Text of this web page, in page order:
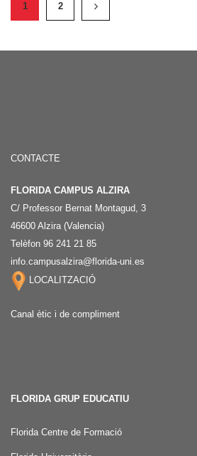
1 2
CONTACTE
FLORIDA CAMPUS ALZIRA
C/ Professor Bernat Montagud, 3
46600 Alzira (Valencia)
Telèfon 96 241 21 85
info.campusalzira@florida-uni.es
LOCALITZACIÓ
Canal ètic i de compliment
FLORIDA GRUP EDUCATIU
Florida Centre de Formació